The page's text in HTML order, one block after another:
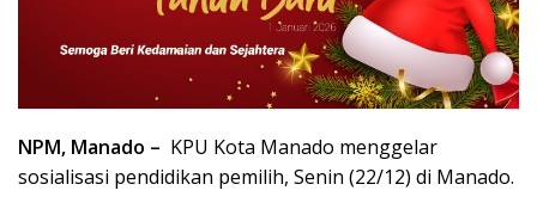
NPM, Manado – KPU Kota Manado menggelar
sosialisasi pendidikan pemilih, Senin (22/12) di Manado.